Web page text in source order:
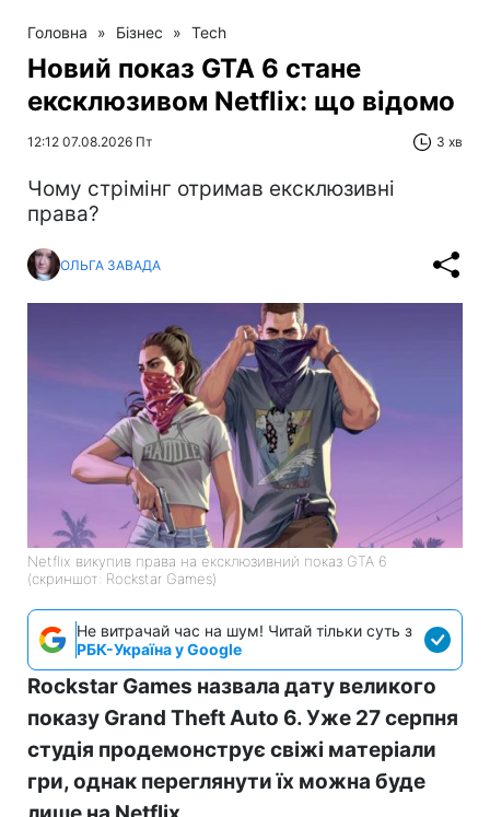
Головна » Бізнес » Tech
Новий показ GTA 6 стане
ексклюзивом Netflix: що відомо
12:12 07.08.2026 Пт 3 хв
Чому стрімінг отримав ексклюзивні
права?
ОЛЬГА ЗАВАДА
Netflix викупив права на ексклюзивний показ GTA 6
(скриншот: Rockstar Games)
Не витрачай час на шум! Читай тільки суть з
РБК-Україна у Google
Rockstar Games назвала дату великого
показу Grand Theft Auto 6. Уже 27 серпня
студія продемонструє свіжі матеріали
гри, однак переглянути їх можна буде